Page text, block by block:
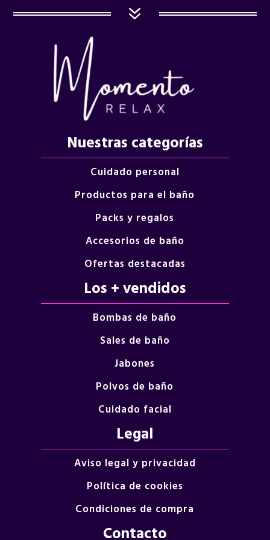
7
Nuestras categorías
Cuidado personal
Productos para el baño
Packs y regalos
Accesorios de baño
Ofertas destacadas
Los + vendidos
Bombas de baño
Sales de baño
Jabones
Polvos de baño
Cuidado facial
Legal
Aviso legal y privacidad
Política de cookies
Condiciones de compra
Contacto